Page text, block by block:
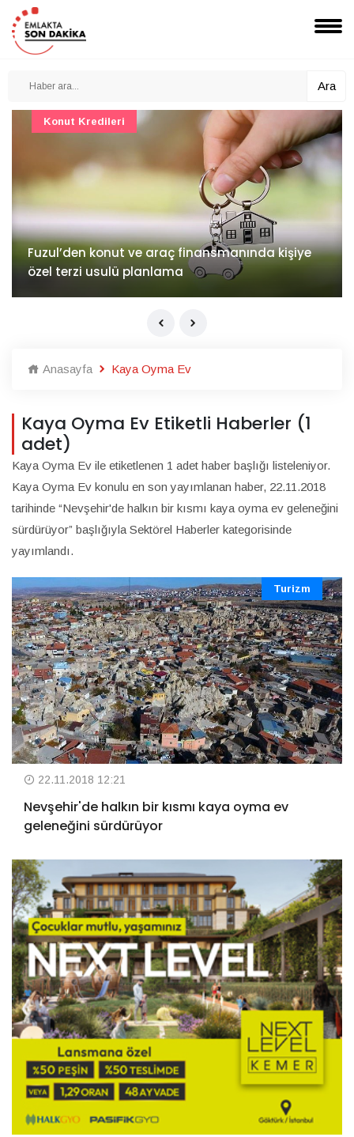
Ara
İv Kandilli'de yaşam yakında başlıyor
Konut Projeleri
Anasayfa Kaya Oyma Ev
Kaya Oyma Ev Etiketli Haberler (1
adet)
Kaya Oyma Ev ile etiketlenen 1 adet haber başlığı listeleniyor.
Kaya Oyma Ev konulu en son yayımlanan haber, 22.11.2018
tarihinde “Nevşehir'de halkın bir kısmı kaya oyma ev geleneğini
sürdürüyor” başlığıyla Sektörel Haberler kategorisinde
yayımlandı.
Turizm
22.11.2018 12:21
Nevşehir'de halkın bir kısmı kaya oyma ev
geleneğini sürdürüyor